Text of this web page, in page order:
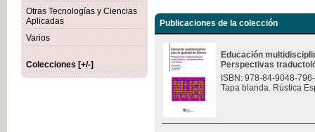
Otras Tecnologías y Ciencias
Aplicadas
Varios
Colecciones [+/-]
Publicaciones de la colección
Educación
Perspectivas
ISBN: 978-84-9048-
Tapa blanda. Rústica